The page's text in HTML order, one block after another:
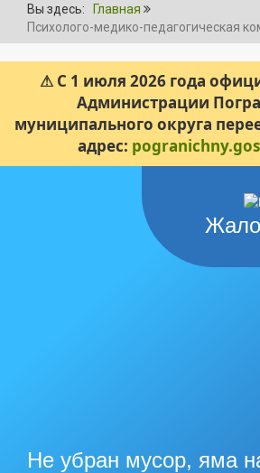
Вы здесь:
Главная
Психолого-медико-педагогическая
⚠ С 1 июля 2026 года
Администрации
муниципального округа
адрес:
Не убран мусор, яма